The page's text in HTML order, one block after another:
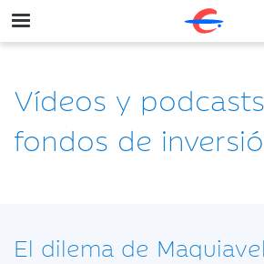
Vídeos y
fondos de
El dilema de